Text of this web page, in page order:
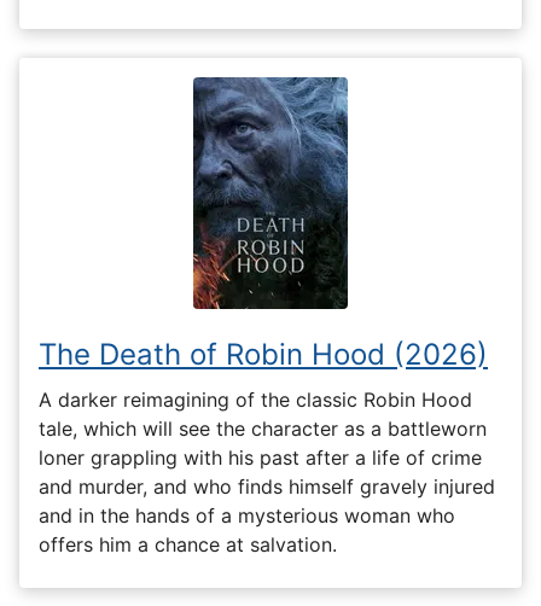
The Death of Robin Hood (2026)
A darker reimagining of the classic Robin Hood
tale, which will see the character as a battleworn
loner grappling with his past after a life of crime
and murder, and who finds himself gravely injured
and in the hands of a mysterious woman who
offers him a chance at salvation.